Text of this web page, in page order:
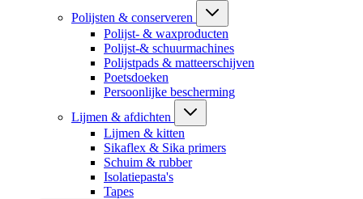
Polijsten & conserveren
Polijst- & waxproducten
Polijst-& schuurmachines
Polijstpads & matteerschijven
Poetsdoeken
Persoonlijke bescherming
Lijmen & afdichten
Lijmen & kitten
Sikaflex & Sika primers
Schuim & rubber
Isolatiepasta's
Tapes